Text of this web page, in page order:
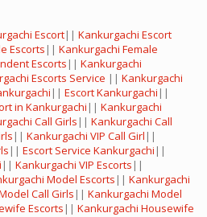
Escort|| Kankurgachi Escort
Escorts || Kankurgachi Female
Escorts || Kankurgachi
Escorts Service || Kankurgachi
|| Escort Kankurgachi ||
in Kankurgachi || Kankurgachi
Call Girls || Kankurgachi Call
|| Kankurgachi VIP Call Girl ||
|| Escort Service Kankurgachi ||
|| Kankurgachi VIP Escorts ||
Model Escorts || Kankurgachi
Call Girls || Kankurgachi Model
Escorts || Kankurgachi Housewife